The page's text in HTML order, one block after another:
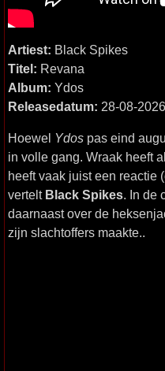
Artiest: Black Spikes
Titel: Revana
Album: Ydos
Releasedatum: 28-08-2026
Hoewel Ydos pas eind
in volle gang. Wraak heeft
heeft vaak juist een reactie
vertelt Black Spikes. In de
daarnaast over de
zijn slachtoffers maakte..